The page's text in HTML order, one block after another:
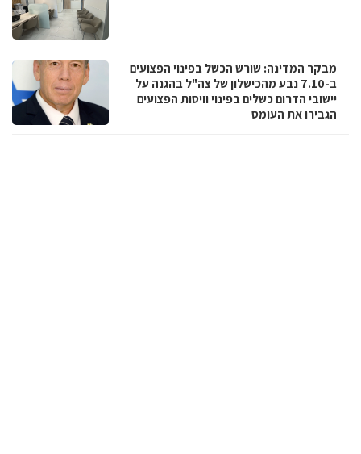
מבקר המדינה: שורש הכשל בפינוי הפצועים
ב-7.10 נבע מהכישלון של צה"ל בהגנה על
יישובי הדרום כשלים בפינוי וויסות הפצועים
הגבירו את העומס